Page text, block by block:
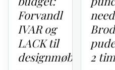
Forvandl
IVAR og
LACK til
designmøbler
2